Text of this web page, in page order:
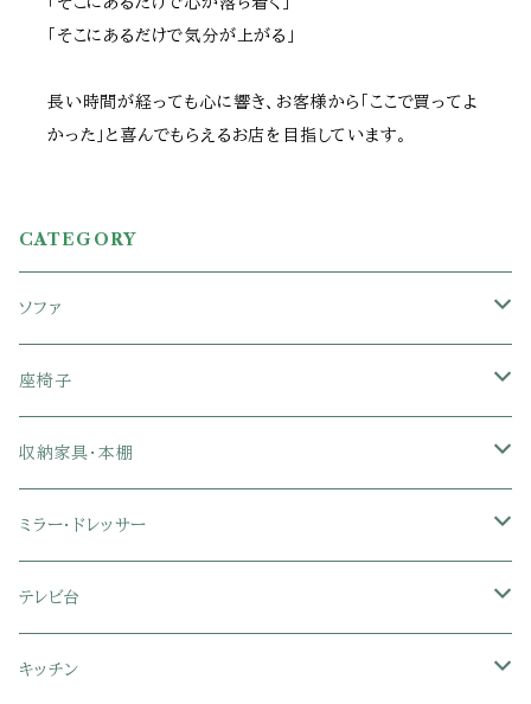
「そこにあるだけで気分が上がる」
長い時間が経っても心に響き、お客様から「ここで買ってよ
かった」と喜んでもらえるお店を目指しています。
CATEGORY
ソファ
1人掛けソファ
2人掛けソファ
3人掛けソファ
フロアソファ・ローソファ
ソファベッド
座椅子
1人掛け座椅子
2人掛け座椅子
リクライニング座椅子
肘付き座椅子
収納家具・本棚
カラーボックス
本棚・書棚
衣類・タンス・チェスト
ミラー・ドレッサー
ドレッサー・鏡台
ミラー・スタンドミラー
テレビ台
壁面収納・ハイタイプテレビ台
キッチン